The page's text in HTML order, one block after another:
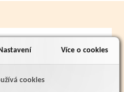
Více o cookies
cookies